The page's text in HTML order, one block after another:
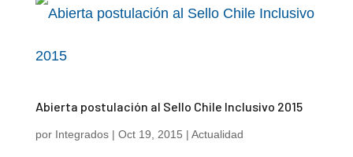
Abierta postulación al Sello Chile Inclusivo 2015
por Integrados| Oct 19, 2015 | Actualidad